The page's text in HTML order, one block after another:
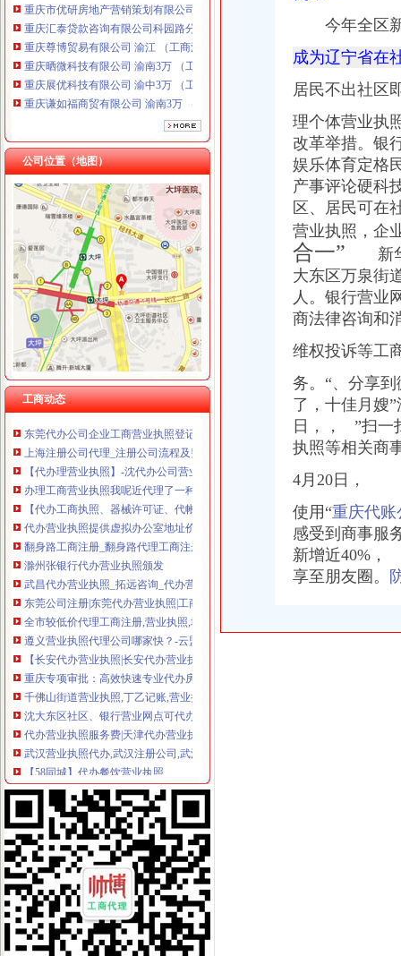
重庆汇泰贷款咨询有限公司科园路分公司 渝高 （工商注册）
重庆尊博贸易有限公司 渝江 （工商注册）
重庆晒微科技有限公司 渝南3万 （工商注册）
重庆展优科技有限公司 渝中3万 （工商注册）
重庆谦如福商贸有限公司 渝南3万 （公司转让）
重庆恺昶贸易有限公司 渝九 （食品许可证）
重庆市冰岛科技发展有限公司 渝沙50万 （进出口权）
上海兆妩贸易有限公司重庆时代广场分公司 渝中 （工商注册）
公司位置（地图）
工商动态
两路代办营业执照
【两路口会计服务|两路口会计师事务所】-今题两路口会计网
昌平区餐饮营业执照代办办理餐饮服务许可-聘证网
甘肃审计,甘肃财税顾问,甘肃增值税,甘肃工商代理,甘肃营业
深圳注册公司代理|龙华代办公司|深圳营业执照代办|深圳代理记账|创客
北京路工商注册_北京路代理工商注册_北京路代办营业执照-qd8.com.cn
【代办营业执照、升级一般纳税人、代理做账】-天河沙河易登网
外卖现“代办入驻”：无需营业执照花钱就能网上开店-上游新闻汇聚
【重庆两路专项审计|专项审批|工商专项审批】-重庆赶集网
东莞代办公司企业工商营业执照登记注册数连续四年增长_【公司注册
上海注册公司代理_注册公司流程及费用_营业执照代办-上海誉胜
【代办理营业执照】-沈代办公司营业执照快速办理一站式服务-公
办理工商营业执照我呢近代理了一种白酒,需要用车拉着下去卖货,
【代办工商执照、器械许可证、代帐报税】-渝中两路口易登网
代办营业执照提供虚拟办公室地址价格|代办营业执照提供虚拟办公室地
翻身路工商注册_翻身路代理工商注册_翻身路代办营业执照-qd8.com.cn
滁州张银行代办营业执照颁发
武昌代办营业执照_拓远咨询_代办营业执照大概多少钱
东莞公司注册|东莞代办营业执照|工商注册|代理记账|无地址注册|荣天财税
全市较低价代理工商注册,营业执照,增资,验资-西安58同城
遵义营业执照代理公司哪家快？-云盟在线
【长安代办营业执照|长安代办营业执照|长安代办营业执照】
重庆专项审批：高效快速专业代办房地产开发资质,营业执照,入渝备
千佛山街道营业执照,丁乙记账,营业执照代理多少钱
沈大东区社区、银行营业网点可代办工商执照-西部网陕西新闻网
代办营业执照服务费|天津代办营业执照|齐丰人力资源有限公司_百诚财
武汉营业执照代办,武汉注册公司,武汉工商代办,武汉工商代理,
【58同城】代办餐饮营业执照
成都青羊区代办营业执照的公司找那家好_可比商务服务网
营业执照代办_深圳注册公司_广州|武汉|长沙|贵注册公司_深圳九星财
北海公司注销：代办个体执照代办营业执照入驻阿里巴巴诚信通-北
长沙代办营业执照代理记账进出口权证【今日推荐网】
深圳全市范围代办旧版营业执照换照新版三证合一-深圳58同城
武汉营业执照代办的程序及费用-注册公司流程及费用|武汉大慧堂工商
代理工商注册、执照年检、审计、商标注册、税务咨询-重庆58同城
代理代办西城年检执照年检营业执照年检代理年检西城-北京58同城
【郑州经开区代办注册公司|郑州经开区工商代理公司|郑州的营业执照
【丰台区工商注册公司代办营业执照】厂家,价格,图片_北京赢家伟
今年全区新
成为辽宁省在
居民不出社区
理个体营业执
改革举措。银
娱乐体育定格
产事评论硬科
区、居民可在
营业执照，企
合一” 新华
大东区万泉街
人。银行营业
商法律咨询和
维权投诉等工
务。“、分享
了，十佳月嫂
日，， ”扫一
执照等相关商
4月20日，
使用“重庆代账
感受到商事服
新增近40%，
享至朋友圈。